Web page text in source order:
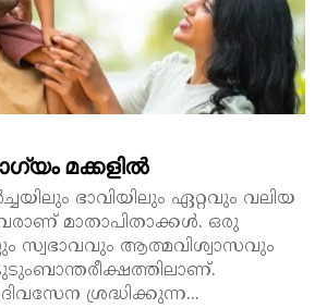
മക്കളിൽ
ഭാവിയിലും ഏറ്റവും വലിയ
മാതാപിതാക്കൾ. ഒരു
സ്വഭാവവും ആത്മവിശ്വാസവും
ശ്രദ്ധിക്കുന്ന...